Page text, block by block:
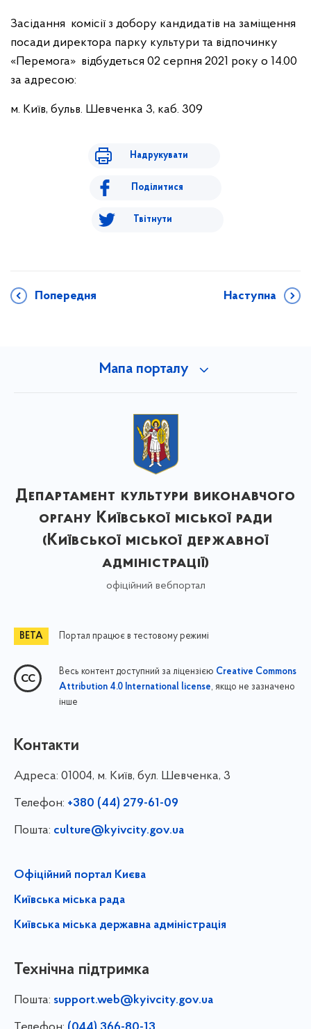
Засідання комісії з добору кандидатів на заміщення
посади директора парку культури та відпочинку
«Перемога» відбудеться 02 серпня 2021 року о 14.00
за адресою:
м. Київ, бульв. Шевченка 3, каб. 309
Надрукувати
Поділитися
Твітнути
Попередня Наступна
Мапа порталу
Департамент культури виконавчого
органу Київської міської ради
(Київської міської державної
адміністрації)
офіційний вебпортал
Портал працює в тестовому режимі
Весь контент доступний за ліцензією Creative Commons
Attribution 4.0 International license, якщо не зазначено
інше
Контакти
Адреса: 01004, м. Київ, бул. Шевченка, 3
Телефон: +380 (44) 279-61-09
Пошта: culture@kyivcity.gov.ua
Офіційний портал Києва
Київська міська рада
Київська міська державна адміністрація
Технічна підтримка
Пошта: support.web@kyivcity.gov.ua